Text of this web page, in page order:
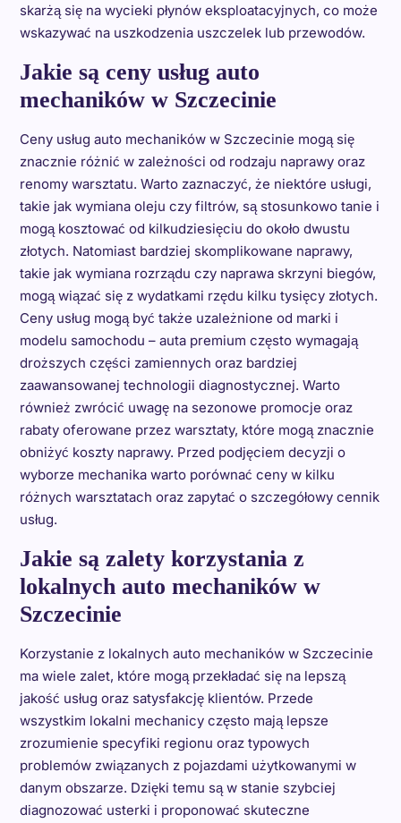
skarżą się na wycieki płynów eksploatacyjnych, co może
wskazywać na uszkodzenia uszczelek lub przewodów.
Jakie są ceny usług auto
mechaników w Szczecinie
Ceny usług auto mechaników w Szczecinie mogą się
znacznie różnić w zależności od rodzaju naprawy oraz
renomy warsztatu. Warto zaznaczyć, że niektóre usługi,
takie jak wymiana oleju czy filtrów, są stosunkowo tanie i
mogą kosztować od kilkudziesięciu do około dwustu
złotych. Natomiast bardziej skomplikowane naprawy,
takie jak wymiana rozrządu czy naprawa skrzyni biegów,
mogą wiązać się z wydatkami rzędu kilku tysięcy złotych.
Ceny usług mogą być także uzależnione od marki i
modelu samochodu – auta premium często wymagają
droższych części zamiennych oraz bardziej
zaawansowanej technologii diagnostycznej. Warto
również zwrócić uwagę na sezonowe promocje oraz
rabaty oferowane przez warsztaty, które mogą znacznie
obniżyć koszty naprawy. Przed podjęciem decyzji o
wyborze mechanika warto porównać ceny w kilku
różnych warsztatach oraz zapytać o szczegółowy cennik
usług.
Jakie są zalety korzystania z
lokalnych auto mechaników w
Szczecinie
Korzystanie z lokalnych auto mechaników w Szczecinie
ma wiele zalet, które mogą przekładać się na lepszą
jakość usług oraz satysfakcję klientów. Przede
wszystkim lokalni mechanicy często mają lepsze
zrozumienie specyfiki regionu oraz typowych
problemów związanych z pojazdami użytkowanymi w
danym obszarze. Dzięki temu są w stanie szybciej
diagnozować usterki i proponować skuteczne